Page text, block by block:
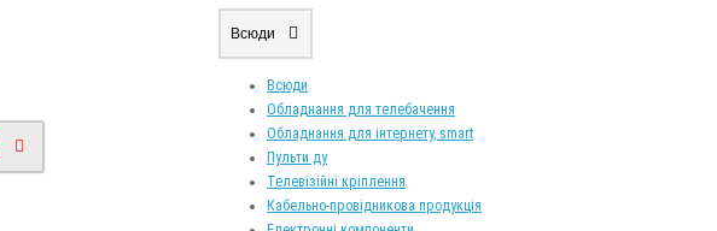
Всюди
Всюди
Обладнання для телебачення
Обладнання для інтернету, smart
Пульти ду
Телевізійні кріплення
Кабельно-провідникова продукція